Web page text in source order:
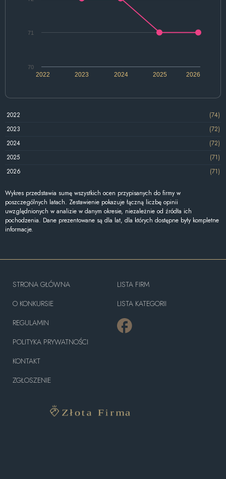
2022 2024 2026
2023 2025
70
71
2022
(74)
2023
(72)
2024
(72)
2025
(71)
2026
(71)
Wykres przedstawia sumę wszystkich ocen przypisanych do firmy w
poszczególnych latach. Zestawienie pokazuje łączną liczbę opinii
uwzględnionych w analizie w danym okresie, niezależnie od źródła ich
pochodzenia. Dane prezentowane są dla lat, dla których dostępne były kompletne
informacje.
STRONA GŁÓWNA
O KONKURSIE
REGULAMIN
POLITYKA PRYWATNOŚCI
KONTAKT
ZGŁOSZENIE
LISTA FIRM
LISTA KATEGORII